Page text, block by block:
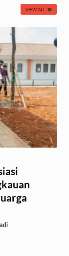
VIEW ALL